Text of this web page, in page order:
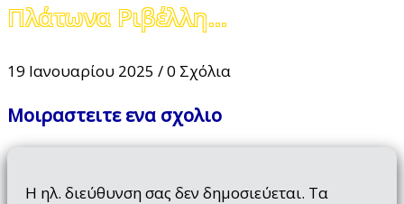
Πλάτωνα Ριβέλλη…
19 Ιανουαρίου 2025 /0 Σχόλια
Μοιραστειτε ενα σχολιο
Η ηλ. διεύθυνση σας δεν δημοσιεύεται. Τα